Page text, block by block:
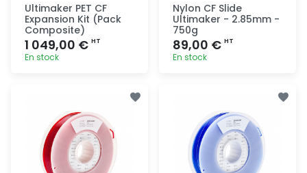
Ultimaker PET CF
Expansion Kit (Pack
Composite)
1 049,00 € HT
En stock
Nylon CF Slide
Ultimaker - 2.85mm -
750g
89,00 € HT
En stock